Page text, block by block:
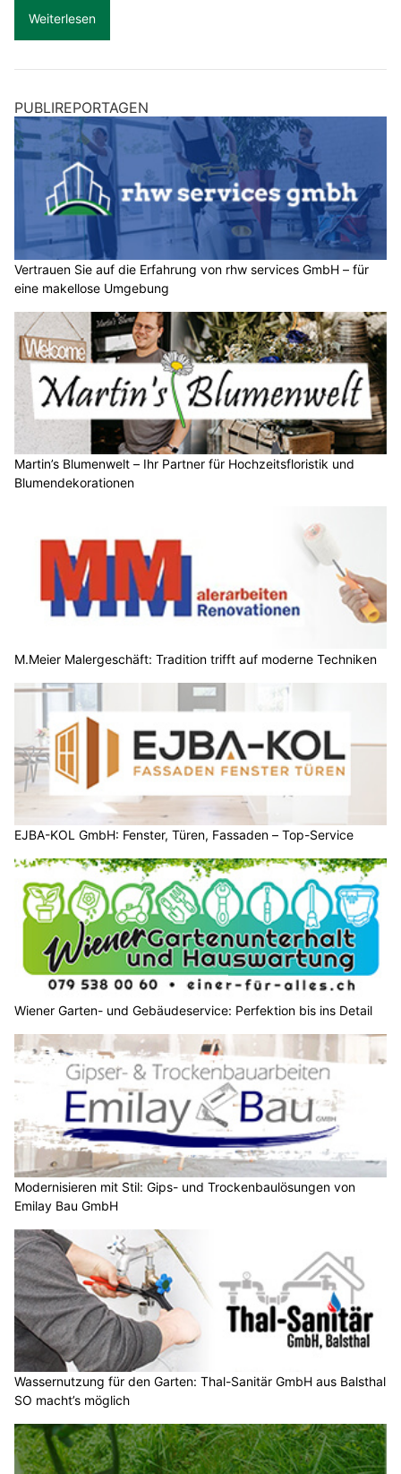
Weiterlesen
PUBLIREPORTAGEN
Vertrauen Sie auf die Erfahrung von rhw services GmbH – für
eine makellose Umgebung
Martin’s Blumenwelt – Ihr Partner für Hochzeitsfloristik und
Blumendekorationen
M.Meier Malergeschäft: Tradition trifft auf moderne Techniken
EJBA-KOL GmbH: Fenster, Türen, Fassaden – Top-Service
Wiener Garten- und Gebäudeservice: Perfektion bis ins Detail
Modernisieren mit Stil: Gips- und Trockenbaulösungen von
Emilay Bau GmbH
Wassernutzung für den Garten: Thal-Sanitär GmbH aus Balsthal
SO macht’s möglich